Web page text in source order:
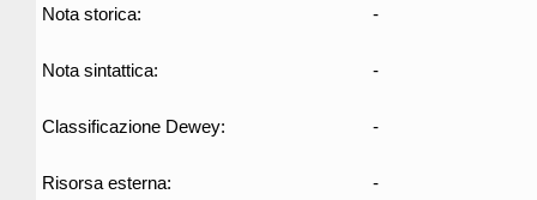
Nota storica: -
Nota sintattica: -
Classificazione Dewey: -
Risorsa esterna: -